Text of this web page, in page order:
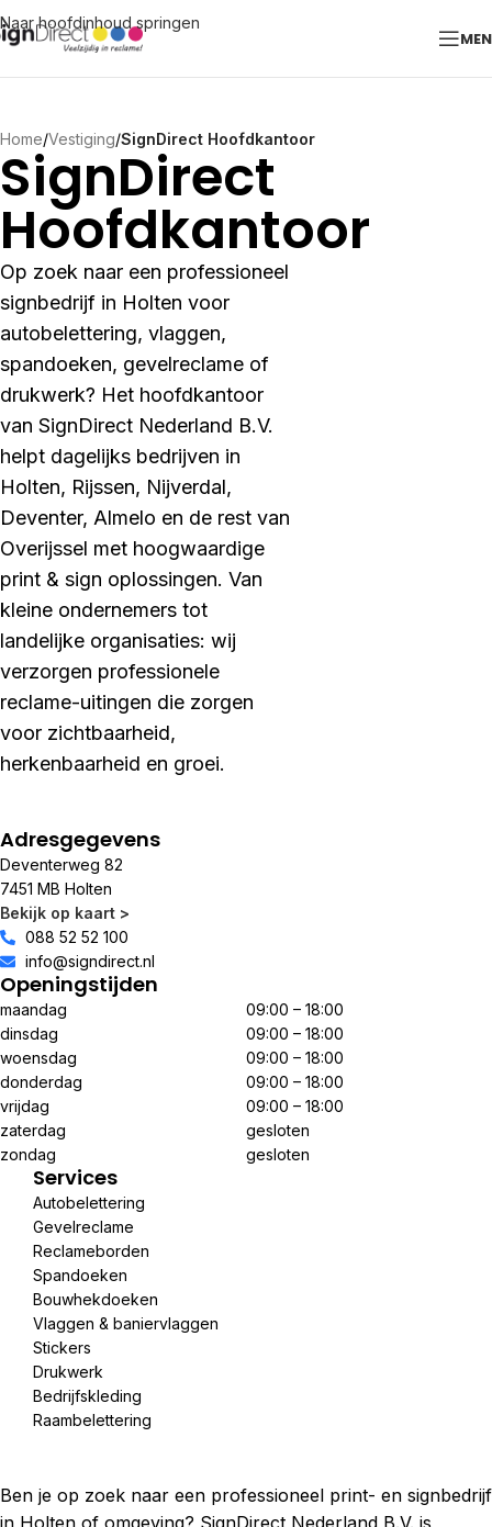
Naar hoofdinhoud springen
Home/Vestiging/SignDirect Hoofdkantoor
SignDirect
Hoofdkantoor
Op zoek naar een professioneel
signbedrijf in Holten voor
autobelettering, vlaggen,
spandoeken, gevelreclame of
drukwerk? Het hoofdkantoor
van SignDirect Nederland B.V.
helpt dagelijks bedrijven in
Holten, Rijssen, Nijverdal,
Deventer, Almelo en de rest van
Overijssel met hoogwaardige
print & sign oplossingen. Van
kleine ondernemers tot
landelijke organisaties: wij
verzorgen professionele
reclame-uitingen die zorgen
voor zichtbaarheid,
herkenbaarheid en groei.
Adresgegevens
Deventerweg 82
7451 MB Holten
Bekijk op kaart >
088 52 52 100
info@signdirect.nl
Openingstijden
maandag
09:00 – 18:00
dinsdag
09:00 – 18:00
woensdag
09:00 – 18:00
donderdag
09:00 – 18:00
vrijdag
09:00 – 18:00
zaterdag
gesloten
zondag
gesloten
Services
Autobelettering
Gevelreclame
Reclameborden
Spandoeken
Bouwhekdoeken
Vlaggen & baniervlaggen
Stickers
Drukwerk
Bedrijfskleding
Raambelettering
Ben je op zoek naar een professioneel print- en signbedrijf
in Holten of omgeving? SignDirect Nederland B.V. is